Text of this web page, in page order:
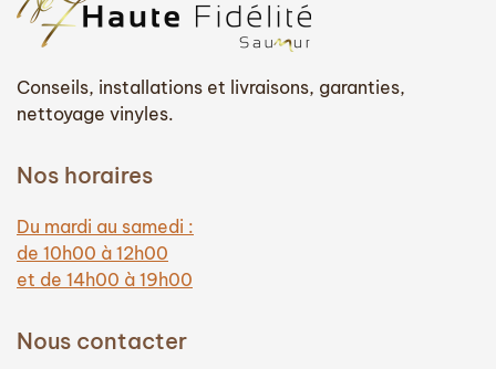
Conseils, installations et livraisons, garanties,
nettoyage vinyles.
Nos horaires
Du mardi au samedi :
de 10h00 à 12h00
et de 14h00 à 19h00
Nous contacter